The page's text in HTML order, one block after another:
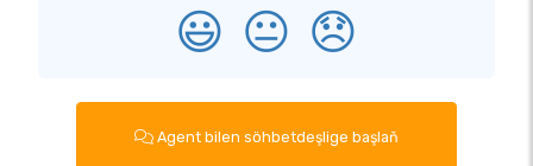
😃 😐 😞
Agent bilen söhbetdeşlige başlaň